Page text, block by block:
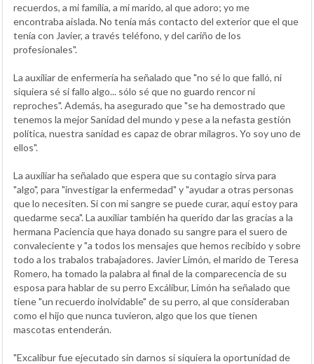
recuerdos, a mi familia, a mi marido, al que adoro; yo me
encontraba aislada. No tenía más contacto del exterior que el que
tenía con Javier, a través teléfono, y del cariño de los
profesionales".
La auxiliar de enfermería ha señalado que "no sé lo que falló, ni
siquiera sé si fallo algo... sólo sé que no guardo rencor ni
reproches". Además, ha asegurado que "se ha demostrado que
tenemos la mejor Sanidad del mundo y pese a la nefasta gestión
política, nuestra sanidad es capaz de obrar milagros. Yo soy uno de
ellos".
La auxiliar ha señalado que espera que su contagio sirva para
"algo", para "investigar la enfermedad" y "ayudar a otras personas
que lo necesiten. Si con mi sangre se puede curar, aquí estoy para
quedarme seca". La auxiliar también ha querido dar las gracias a la
hermana Paciencia que haya donado su sangre para el suero de
convaleciente y "a todos los mensajes que hemos recibido y sobre
todo a los trabalos trabajadores. Javier Limón, el marido de Teresa
Romero, ha tomado la palabra al final de la comparecencia de su
esposa para hablar de su perro Excálibur, Limón ha señalado que
tiene "un recuerdo inolvidable" de su perro, al que consideraban
como el hijo que nunca tuvieron, algo que los que tienen
mascotas entenderán.
"Excalibur fue ejecutado sin darnos si siquiera la oportunidad de